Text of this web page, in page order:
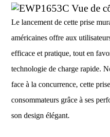
Le lancement de cette prise
américaines offre aux
efficace et pratique, tout en
technologie de charge rapide.
face à la concurrence, cette
consommateurs grâce à ses
son design élégant.